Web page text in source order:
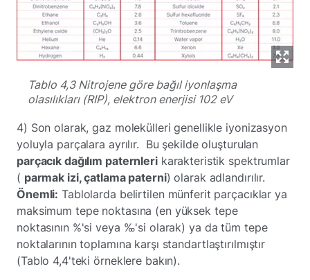
Tablo 4,3 Nitrojene göre bağıl iyonlaşma
olasılıkları (RIP), elektron enerjisi 102 eV
4) Son olarak, gaz molekülleri genellikle iyonizasyon
yoluyla parçalara ayrılır. Bu şekilde oluşturulan
parçacık dağılım paternlerikarakteristik spektrumlar
( parmak izi, çatlama paterni) olarak adlandırılır.
Önemli: Tablolarda belirtilen münferit parçacıklar ya
maksimum tepe noktasına (en yüksek tepe
noktasının %'si veya ‰'si olarak) ya da tüm tepe
noktalarının toplamına karşı standartlaştırılmıştır
(Tablo 4,4'teki örneklere bakın).